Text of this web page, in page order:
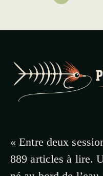
« Entre deux
889 articles à lire.